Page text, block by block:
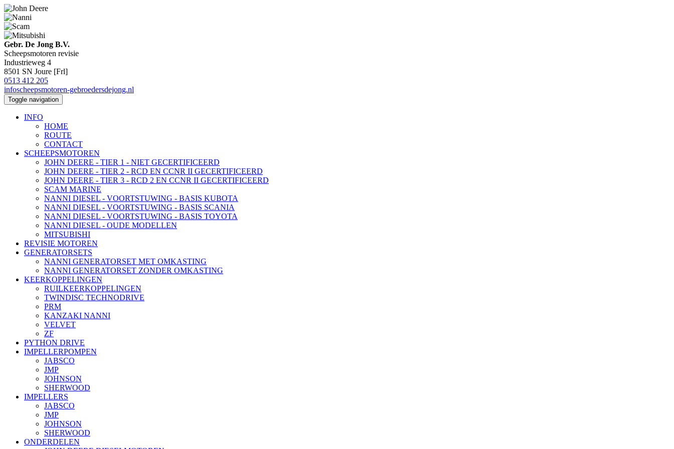
Gebr. De Jong B.V.
Scheepsmotoren revisie
Industrieweg 4
8501 SN Joure [Frl]
0513 412 205
infoscheepsmotoren-gebroedersdejong.nl
Toggle navigation
INFO
HOME
ROUTE
CONTACT
SCHEEPSMOTOREN
JOHN DEERE - TIER 1 - NIET GECERTIFICEERD
JOHN DEERE - TIER 2 - RCD EN CCNR II GECERTIFICEERD
JOHN DEERE - TIER 3 - RCD 2 EN CCNR II GECERTIFICEERD
SCAM MARINE
NANNI DIESEL - VOORTSTUWING - BASIS KUBOTA
NANNI DIESEL - VOORTSTUWING - BASIS SCANIA
NANNI DIESEL - VOORTSTUWING - BASIS TOYOTA
NANNI DIESEL - OUDE MODELLEN
MITSUBISHI
REVISIE MOTOREN
GENERATORSETS
NANNI GENERATORSET MET OMKASTING
NANNI GENERATORSET ZONDER OMKASTING
KEERKOPPELINGEN
RUILKEERKOPPELINGEN
TWINDISC TECHNODRIVE
PRM
KANZAKI NANNI
VELVET
ZF
PYTHON DRIVE
IMPELLERPOMPEN
JABSCO
JMP
JOHNSON
SHERWOOD
IMPELLERS
JABSCO
JMP
JOHNSON
SHERWOOD
ONDERDELEN